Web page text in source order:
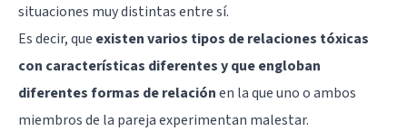
situaciones muy distintas entre sí.
Es decir, que existen varios tipos de relaciones tóxicas
con características diferentes y que engloban
diferentes formas de relaciónen la que uno o ambos
miembros de la pareja experimentan malestar.